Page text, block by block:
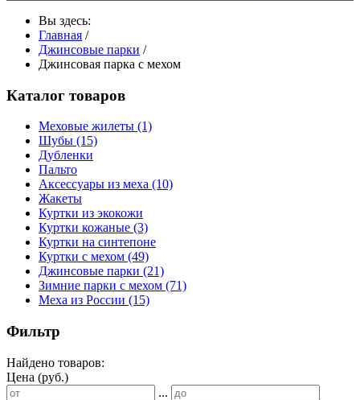
Вы здесь:
Главная /
Джинсовые парки /
Джинсовая парка с мехом
Каталог товаров
Меховые жилеты (1)
Шубы (15)
Дубленки
Пальто
Аксессуары из меха (10)
Жакеты
Куртки из экокожи
Куртки кожаные (3)
Куртки на синтепоне
Куртки с мехом (49)
Джинсовые парки (21)
Зимние парки с мехом (71)
Меха из России (15)
Фильтр
Найдено товаров:
Цена (руб.)
...